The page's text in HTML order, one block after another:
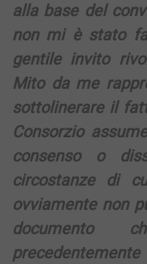
alla base del
non mi è stato
gentile invito
Mito da me
sottolinerare il
Consorzio
consenso o
circostanze di
ovviamente non